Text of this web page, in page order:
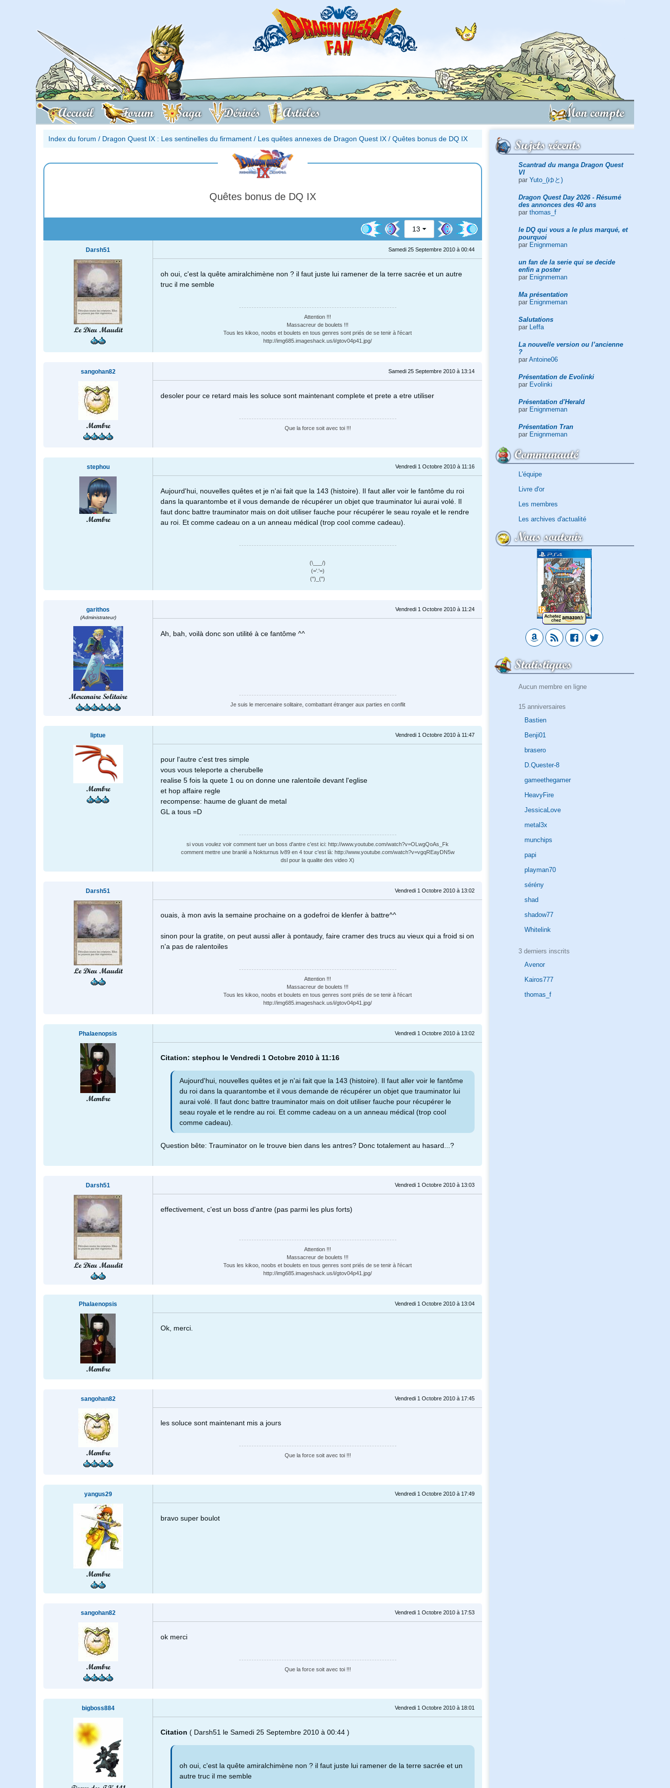
Accueil Forum Saga Dérivés Articles Mon compte
Sujets récents
Scantrad du manga Dragon Quest
VI
par Yuto_(ゆと)
Dragon Quest Day 2026 - Résumé
des annonces des 40 ans
par thomas_f
le DQ qui vous a le plus marqué, et
pourquoi
par Enignmeman
un fan de la serie qui se decide
enfin a poster
par Enignmeman
Ma présentation
par Enignmeman
Salutations
par
Leffa
La nouvelle version ou l’ancienne
?
par Antoine06
Présentation de Evolinki
par Evolinki
Présentation d'Herald
par Enignmeman
Présentation Tran
par Enignmeman
Communauté
L'équipe
Livre d'or
Les membres
Les archives d'actualité
Nous soutenir
Statistiques
Aucun membre en ligne
15 anniversaires
Bastien
Benji01
brasero
D.Quester-8
gameethegamer
HeavyFire
JessicaLove
metal3x
munchips
papi
playman70
sérény
shad
shadow77
Whitelink
3 derniers inscrits
Avenor
Kairos777
thomas_f
Index du forum / Dragon Quest IX : Les sentinelles du firmament / Les quêtes annexes de Dragon Quest IX / Quêtes bonus de DQ IX
Quêtes bonus de DQ IX
13
Darsh51
Le Dieu Maudit
Samedi 25 Septembre 2010 à 00:44
oh oui, c'est la quête amiralchimène non ? il faut juste lui ramener de la terre sacrée et un autre
truc il me semble
Attention !!!
Massacreur de boulets !!!
Tous les kikoo, noobs et boulets en tous genres sont priés de se tenir à l'écart
http://img685.imageshack.us/i/gtov04p41.jpg/
sangohan82
Membre
Samedi 25 Septembre 2010 à 13:14
desoler pour ce retard mais les soluce sont maintenant complete et prete a etre utiliser
Que la force soit avec toi !!!
stephou
Membre
Vendredi 1 Octobre 2010 à 11:16
Aujourd'hui, nouvelles quêtes et je n'ai fait que la 143 (histoire). Il faut aller voir le fantôme du roi
dans la quarantombe et il vous demande de récupérer un objet que trauminator lui aurai volé. Il
faut donc battre trauminator mais on doit utiliser fauche pour récupérer le seau royale et le rendre
au roi. Et comme cadeau on a un anneau médical (trop cool comme cadeau).
(\___/)
(='.'=)
(")_(")
garithos
(Administrateur)
Mercenaire Solitaire
Vendredi 1 Octobre 2010 à 11:24
Ah, bah, voilà donc son utilité à ce fantôme ^^
Je suis le mercenaire solitaire, combattant étranger aux parties en conflit
liptue
Membre
Vendredi 1 Octobre 2010 à 11:47
pour l'autre c'est tres simple
vous vous teleporte a cherubelle
realise 5 fois la quete 1 ou on donne une ralentoile devant l'eglise
et hop affaire regle
recompense: haume de gluant de metal
GL a tous =D
si vous voulez voir comment tuer un boss d'antre c'est ici: http://www.youtube.com/watch?v=OLwgQoAs_Fk
comment mettre une branlé a Nokturnus lv89 en 4 tour c'est là: http://www.youtube.com/watch?v=vgqREayDN5w
dsl pour la qualite des video X)
Darsh51
Le Dieu Maudit
Vendredi 1 Octobre 2010 à 13:02
ouais, à mon avis la semaine prochaine on a godefroi de klenfer à battre^^
sinon pour la gratite, on peut aussi aller à pontaudy, faire cramer des trucs au vieux qui a froid si on
n'a pas de ralentoiles
Attention !!!
Massacreur de boulets !!!
Tous les kikoo, noobs et boulets en tous genres sont priés de se tenir à l'écart
http://img685.imageshack.us/i/gtov04p41.jpg/
Phalaenopsis
Membre
Vendredi 1 Octobre 2010 à 13:02
Citation: stephou le Vendredi 1 Octobre 2010 à 11:16
Aujourd'hui, nouvelles quêtes et je n'ai fait que la 143 (histoire). Il faut aller voir le fantôme
du roi dans la quarantombe et il vous demande de récupérer un objet que trauminator lui
aurai volé. Il faut donc battre trauminator mais on doit utiliser fauche pour récupérer le
seau royale et le rendre au roi. Et comme cadeau on a un anneau médical (trop cool
comme cadeau).
Question bête: Trauminator on le trouve bien dans les antres? Donc totalement au hasard...?
Darsh51
Le Dieu Maudit
Vendredi 1 Octobre 2010 à 13:03
effectivement, c'est un boss d'antre (pas parmi les plus forts)
Attention !!!
Massacreur de boulets !!!
Tous les kikoo, noobs et boulets en tous genres sont priés de se tenir à l'écart
http://img685.imageshack.us/i/gtov04p41.jpg/
Phalaenopsis
Membre
Vendredi 1 Octobre 2010 à 13:04
Ok, merci.
sangohan82
Membre
Vendredi 1 Octobre 2010 à 17:45
les soluce sont maintenant mis a jours
Que la force soit avec toi !!!
yangus29
Membre
Vendredi 1 Octobre 2010 à 17:49
bravo super boulot
sangohan82
Membre
Vendredi 1 Octobre 2010 à 17:53
ok merci
Que la force soit avec toi !!!
bigboss884 Vendredi 1 Octobre 2010 à 18:01
Citation ( Darsh51 le Samedi 25 Septembre 2010 à 00:44 )
oh oui, c'est la quête amiralchimène non ? il faut juste lui ramener de la terre sacrée et un
autre truc il me semble